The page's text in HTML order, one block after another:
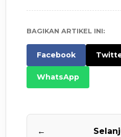
BAGIKAN ARTIKEL INI:
Facebook
WhatsApp
←